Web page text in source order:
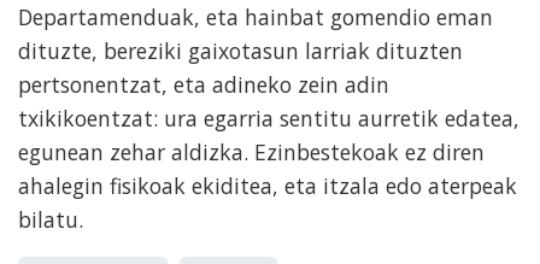
Departamenduak, eta hainbat gomendio eman
dituzte, bereziki gaixotasun larriak dituzten
pertsonentzat, eta adineko zein adin
txikikoentzat: ura egarria sentitu aurretik edatea,
egunean zehar aldizka. Ezinbestekoak ez diren
ahalegin fisikoak ekiditea, eta itzala edo aterpeak
bilatu.